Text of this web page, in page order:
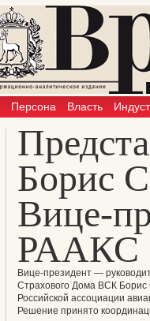
Персона Власть
Борис
Вице-
РААКС
Вице-президент —
Страхового Дома ВСК Борис
Российской ассоциации
Решение принято